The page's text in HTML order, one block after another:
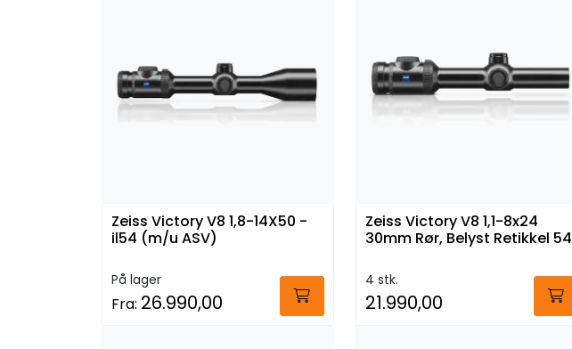
Zeiss Victory V8 1,8-14X50 -
il54 (m/u ASV)
På lager
Fra: 26.990,00
Zeiss Victory V8 1,1-8x24
30mm Rør, Belyst Retikkel 54
4 stk.
21.990,00